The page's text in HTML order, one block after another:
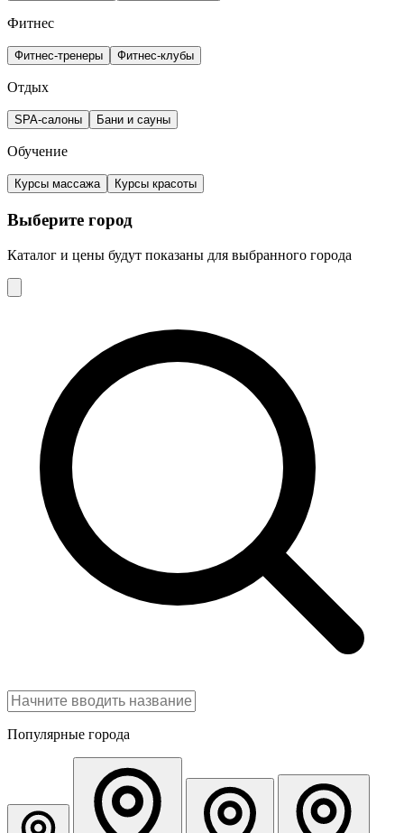
Фитнес
Фитнес-тренеры Фитнес-клубы
Отдых
SPA-салоны Бани и сауны
Обучение
Курсы массажа Курсы красоты
Выберите город
Каталог и цены будут показаны для выбранного города
Популярные города